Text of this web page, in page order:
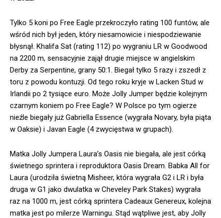
Tylko 5 koni po Free Eagle przekroczyło rating 100 funtów, ale
wśród nich był jeden, który niesamowicie i niespodziewanie
błysnął. Khalifa Sat (rating 112) po wygraniu LR w Goodwood
na 2200 m, sensacyjnie zajął drugie miejsce w angielskim
Derby za Serpentine, grany 50:1. Biegał tylko 5 razy i zszedł z
toru z powodu kontuzji. Od tego roku kryje w Lacken Stud w
Irlandii po 2 tysiące euro. Może Jolly Jumper będzie kolejnym
czarnym koniem po Free Eagle? W Polsce po tym ogierze
nieźle biegały już Gabriella Essence (wygrała Novary, była piąta
w Oaksie) i Javan Eagle (4 zwycięstwa w grupach).
Matka Jolly Jumpera Laura’s Oasis nie biegała, ale jest córką
świetnego sprintera i reproduktora Oasis Dream. Babka All for
Laura (urodziła świetną Misheer, która wygrała G2 i LR i była
druga w G1 jako dwulatka w Cheveley Park Stakes) wygrała
raz na 1000 m, jest córką sprintera Cadeaux Genereux, kolejna
matka jest po milerze Warningu. Stąd wątpliwe jest, aby Jolly